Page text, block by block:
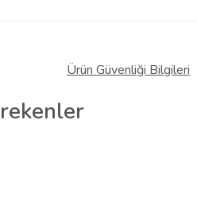
Ürün Güvenliği Bilgileri